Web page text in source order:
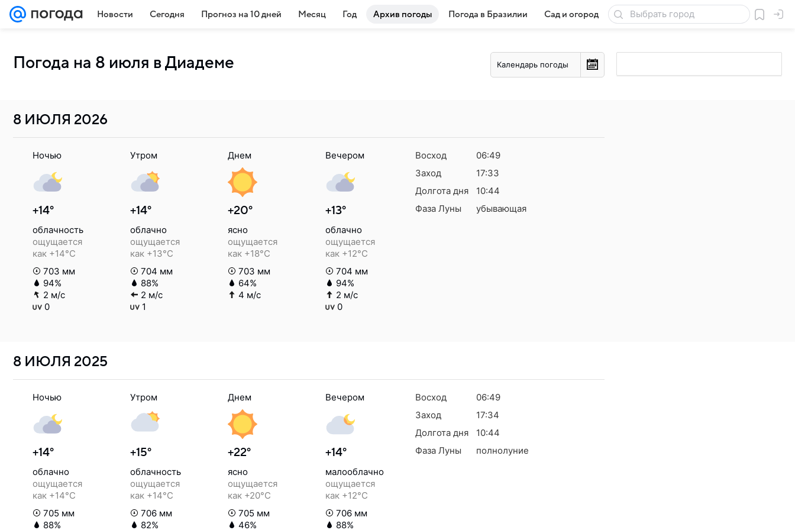
Новости Сегодня Прогноз на 10 дней Месяц Год Архив погоды Погода в Бразилии Сад и огород Товары для дачи
Погода на 8 июля в Диадеме Календарь погоды
8 ИЮЛЯ 2026
Ночью
+14°
облачность
ощущается
как +14°C
703 мм
94%
2 м/с
0
Утром
+14°
облачно
ощущается
как +13°C
704 мм
88%
2 м/с
1
Днем
+20°
ясно
ощущается
как +18°C
703 мм
64%
4 м/с
Вечером
+13°
облачно
ощущается
как +12°C
704 мм
94%
2 м/с
0
Восход
06:49
Заход
17:33
Долгота дня
10:44
Фаза Луны
убывающая
8 ИЮЛЯ 2025
Ночью
+14°
облачно
ощущается
как +14°C
705 мм
88%
Утром
+15°
облачность
ощущается
как +14°C
706 мм
82%
Днем
+22°
ясно
ощущается
как +20°C
705 мм
46%
Вечером
+14°
малооблачно
ощущается
как +12°C
706 мм
88%
Восход
06:49
Заход
17:34
Долгота дня
10:44
Фаза Луны
полнолуние